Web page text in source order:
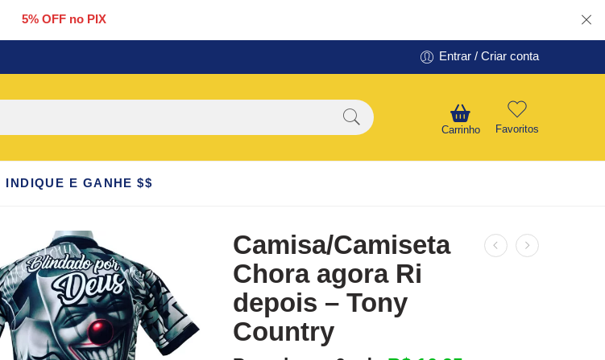
5% OFF no PIX
Entrar / Criar conta
Carrinho Favoritos
INDIQUE E GANHE $$
Camisa/Camiseta
Chora agora Ri
depois – Tony
Country